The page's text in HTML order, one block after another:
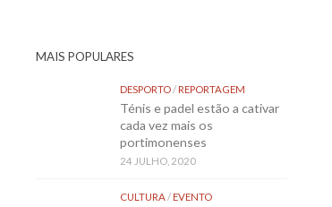
MAIS POPULARES
DESPORTO/REPORTAGEM
Ténis e padel estão a cativar
cada vez mais os
portimonenses
24 JULHO, 2020
CULTURA/EVENTO